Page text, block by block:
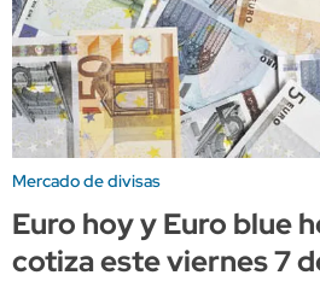
Mercado de divisas
Euro hoy y Euro blue
cotiza este viernes 7